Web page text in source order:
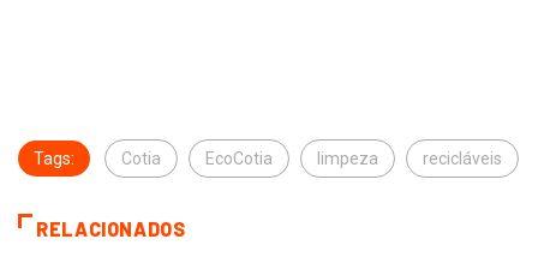
Tags: Cotia EcoCotia limpeza recicláveis
RELACIONADOS